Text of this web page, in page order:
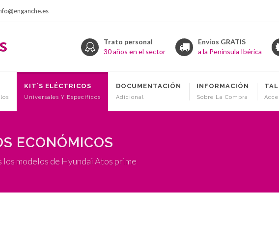
Trato personal
30 años en el sector
Envíos GRATIS
a la Península Ibérica
KIT´S ELÉCTRICOS
Universales Y Específicos
DOCUMENTACIÓN
Adicional
INFORMACIÓN
Sobre La Compra
ECONÓMICOS
los modelos de Hyundai Atos prime